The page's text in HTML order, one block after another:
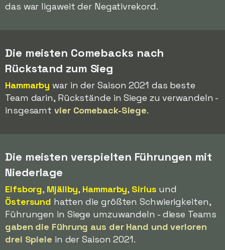
das war ligaweit der Negativrekord.
Die meisten Comebacks nach
Rückstand zum Sieg
Hammarby war in der Saison 2021 das beste
Team darin, Rückstände in Siege zu verwandeln -
insgesamtvier Comeback-Siege.
Die meisten verspielten Führungen mit
Niederlage
Elfsborg, Mjällby, Hammarby, Sirius und
Östersund hatten die größten Schwierigkeiten,
Führungen in Siege umzuwandeln - diese Teams
gaben die Führung aus der Hand und verloren
drei Spiele in der Saison 2021.